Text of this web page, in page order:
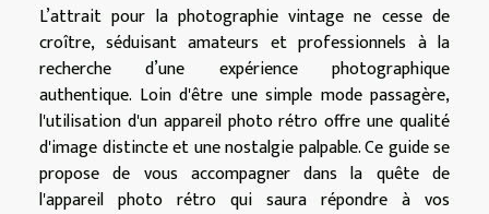
L’attrait pour la photographie vintage ne cesse de
croître, séduisant amateurs et professionnels à la
recherche d’une expérience photographique
authentique. Loin d'être une simple mode passagère,
l'utilisation d'un appareil photo rétro offre une qualité
d'image distincte et une nostalgie palpable. Ce guide se
propose de vous accompagner dans la quête de
l'appareil photo rétro qui saura répondre à vos